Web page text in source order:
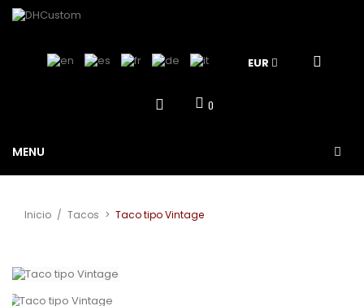
EUR
0
MENU
Inicio / Tacos > Taco tipo Vintage